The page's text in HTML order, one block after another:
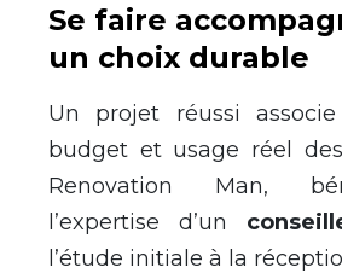
Se faire
un choix durable
Un projet réussi
budget et usage réel
Renovation Man,
l’expertise d’un
l’étude initiale à la